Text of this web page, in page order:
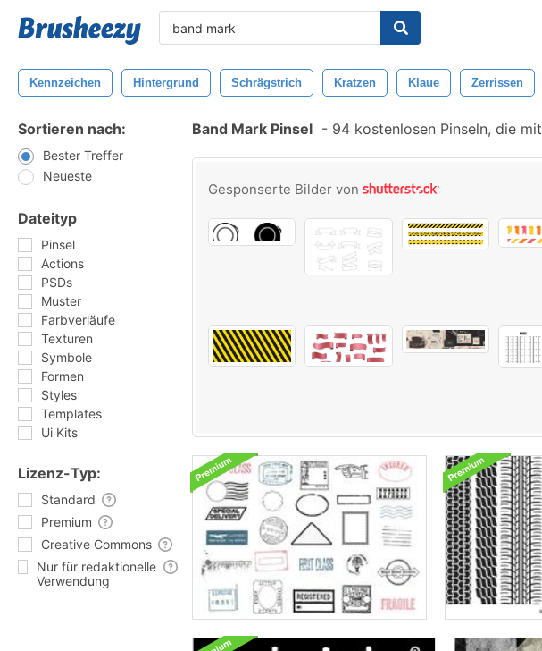
Kennzeichen Hintergrund Schrägstrich Kratzen Klaue Zerrissen
Sortieren nach:
Bester Treffer
Neueste
Dateityp
Pinsel
Actions
PSDs
Muster
Farbverläufe
Texturen
Symbole
Formen
Styles
Templates
Ui Kits
Lizenz-Typ:
Standard
Premium
Creative Commons
Nur für redaktionelle
Verwendung
Band Mark Pinsel - 94 kostenlosen Pinseln, die mit
Gesponserte Bilder von